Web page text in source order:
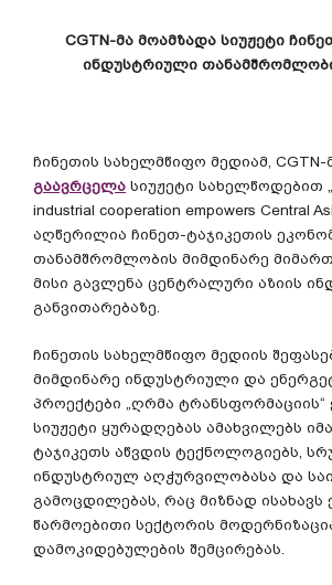
CGTN-მა მოამზადა სიუჟეტი
ინდუსტრიული
ჩინეთის სახელმწიფო მედიამ, CGTN-
გაავრცელა სიუჟეტი სახელწოდებით
industrial cooperation empowers Central
აღწერილია ჩინეთ-ტაჯიკეთის
თანამშრომლობის მიმდინარე
მისი გავლენა ცენტრალური აზიის
განვითარებაზე.
ჩინეთის სახელმწიფო მედიის
მიმდინარე ინდუსტრიული და
პროექტები „ღრმა ტრანსფორმაციის“
სიუჟეტი ყურადღებას ამახვილებს
ტაჯიკეთს აწვდის ტექნოლოგიებს,
ინდუსტრიულ აღჭურვილობასა და
გამოცდილებას, რაც მიზნად ისახავს
წარმოებითი სექტორის
დამოკიდებულების შემცირებას.